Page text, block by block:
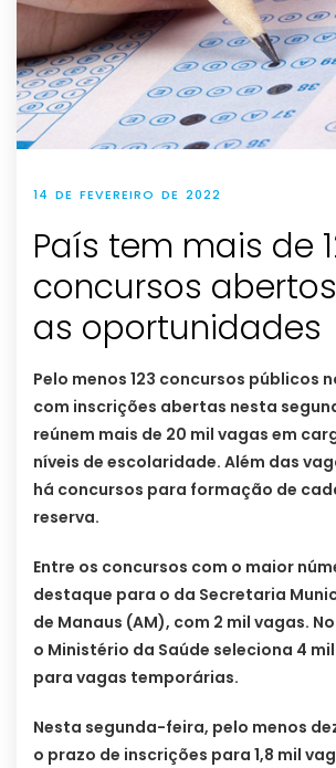
14 DE FEVEREIRO DE 2022
País tem mais de
concursos
as oportunidades
Pelo menos 123 concursos públicos
com inscrições abertas nesta
reúnem mais de 20 mil vagas em
níveis de escolaridade. Além das
há concursos para formação de
reserva.
Entre os concursos com o maior
destaque para o da Secretaria
de Manaus (AM), com 2 mil vagas.
o Ministério da Saúde seleciona 4
para vagas temporárias.
Nesta segunda-feira, pelo menos
o prazo de inscrições para 1,8 mil